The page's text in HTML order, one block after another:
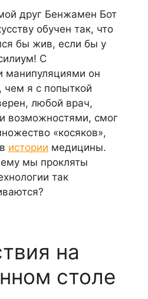
друг Бенжамен Бот
обучен так, что
бы жив, если бы у
С
манипуляциями он
чем я с попыткой
любой врач,
возможностями, смог
«косяков»,
истории медицины.
мы прокляты
так
на
столе